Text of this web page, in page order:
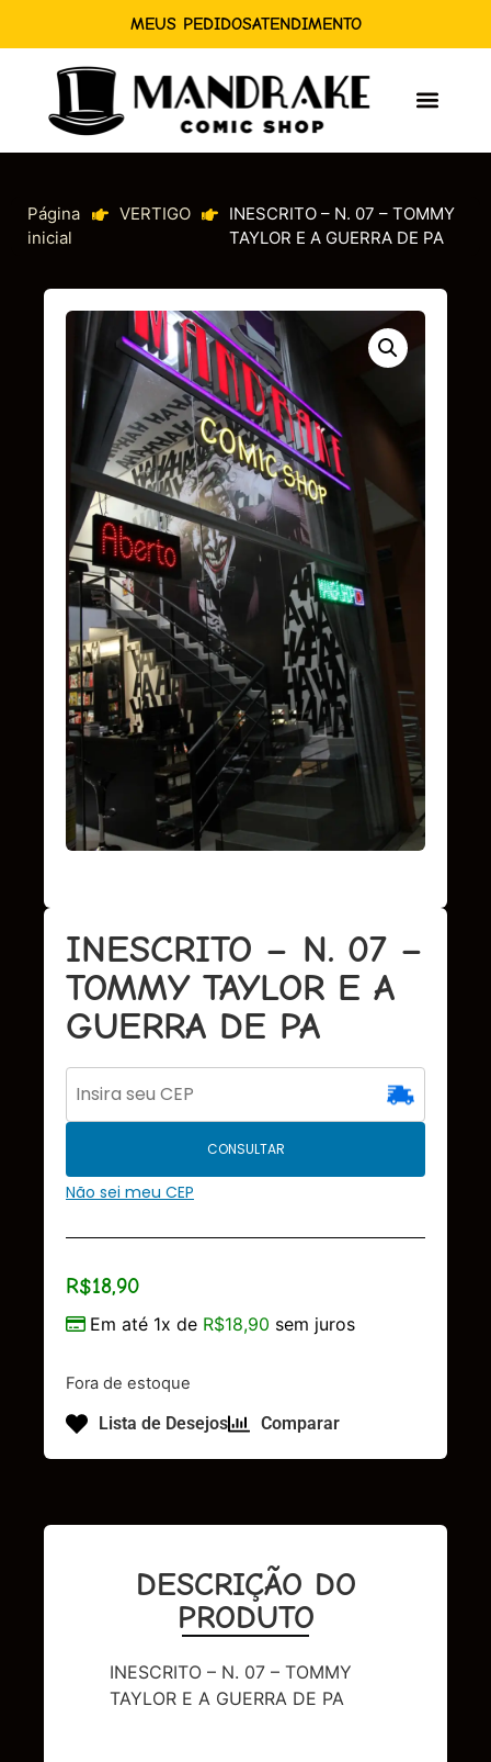
MEUS PEDIDOSATENDIMENTO
Página
inicial
VERTIGO
INESCRITO – N. 07 – TOMMY
TAYLOR E A GUERRA DE PA
INESCRITO – N. 07 –
TOMMY TAYLOR E A
GUERRA DE PA
CONSULTAR
Não sei meu CEP
R$18,90
Em até 1x de R$18,90 sem juros
Fora de estoque
Lista de Desejos Comparar
DESCRIÇÃO DO
PRODUTO
INESCRITO – N. 07 – TOMMY
TAYLOR E A GUERRA DE PA